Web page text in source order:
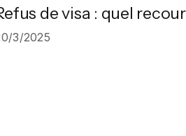
de visa : quel
3/2025